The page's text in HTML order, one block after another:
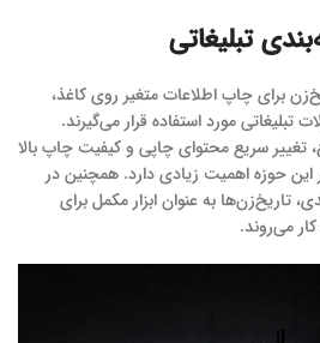
تبلیغاتی
برای چاپ اطلاعات متغیر روی کاغذ،
تبلیغاتی مورد استفاده قرار می‌گیرند.
سریع محتوای چاپی و کیفیت چاپ بالا
حوزه اهمیت زیادی دارد. همچنین در
تاریخ‌زن‌ها به عنوان ابزار مکمل برای
می‌روند.